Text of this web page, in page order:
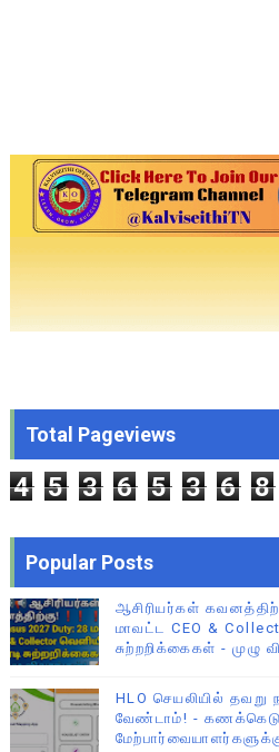
Total Pageviews
4 5 3 6 5 3 6 8
Popular Posts
ஆசிரியர்கள்
மாவட்ட CEO &
சுற்றறிக்கைகள் - முழு
HLO செயலியில்
வேண்டாம்! -